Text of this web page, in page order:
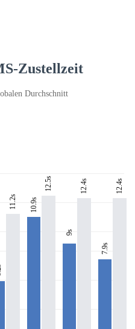
Zustellzeit
Durchschnitt
11.2s 10.9s
12.5s
9s
12.4s
7.9s
12.4s